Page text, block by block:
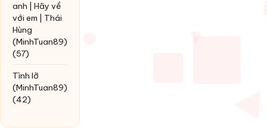
anh | Hãy về
với em | Thái
Hùng
(MinhTuan89)
(57)
Tình lỡ
(MinhTuan89)
(42)